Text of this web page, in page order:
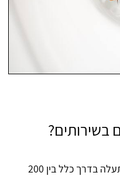
בשירותים?
תעלה בדרך כלל בין 200